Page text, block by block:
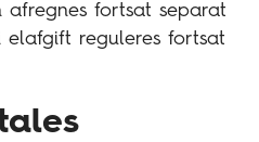
afregnes fortsat separat
elafgift reguleres fortsat